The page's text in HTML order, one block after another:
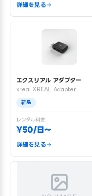
詳細を見る
エクスリアル アダプター
xreal XREAL Adapter
新品
レンタル料金
¥50/日〜
詳細を見る